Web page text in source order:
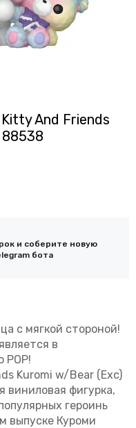
And Friends
88538
и соберите новую
бота
с мягкой стороной!
в
POP!
Kuromi w/Bear (Exc)
виниловая фигурка,
героинь
выпуске Куроми